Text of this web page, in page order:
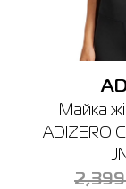
Майка
ADIZERO